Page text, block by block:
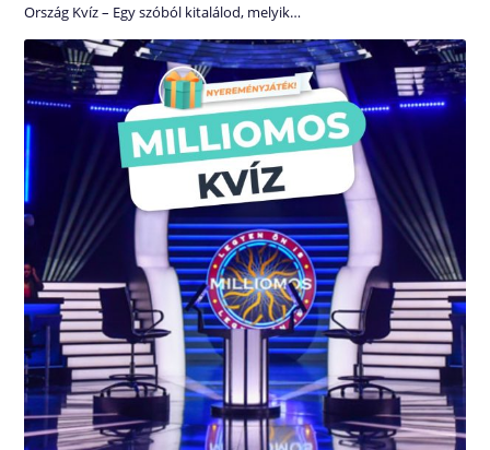
Ország Kvíz – Egy szóból kitalálod, melyik…